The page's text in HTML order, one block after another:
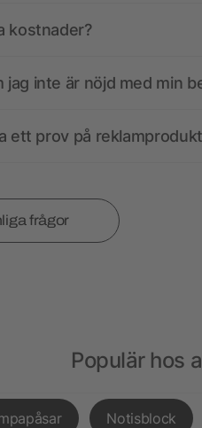
kostnader?
jag inte är nöjd med min
ett prov på
frågor
Populär hos
Notisblock